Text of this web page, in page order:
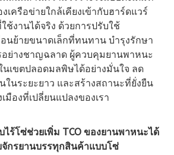
เครือข่ายใกล้เคียงเข้ากับฮาร์ดแวร์
ช้งานได้จริง ด้วยการปรับใช้
นย้ายขนาดเล็กที่ทนทาน บำรุงรักษา
อย่างชาญฉลาด ผู้ควบคุมยานพาหนะ
นเขตปลอดมลพิษได้อย่างมั่นใจ ลด
ในระยะยาว และสร้างสถานะที่ยั่งยืน
มืองที่เปลี่ยนแปลงของเรา
ร้โซ่ช่วยเพิ่ม TCO ของยานพาหนะได้
จักรยานบรรทุกสินค้าแบบโซ่